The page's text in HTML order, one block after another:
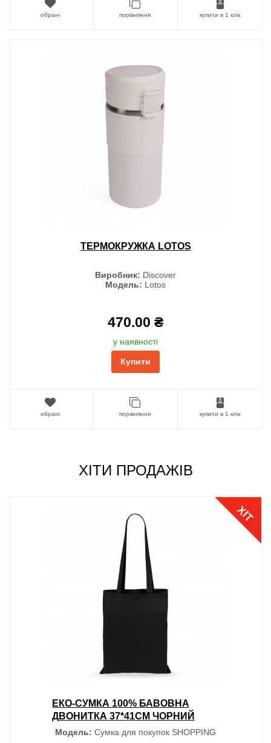
обрані порівняння купити в 1 клік
ТЕРМОКРУЖКА LOTOS
Виробник: Discover
Модель: Lotos
470.00 ₴
у наявності
Купити
обрані порівняння купити в 1 клік
ХІТИ ПРОДАЖІВ
ХІТ
ЕКО-СУМКА 100% БАВОВНА
ДВОНИТКА 37*41СМ ЧОРНИЙ
Модель: Сумка для покупок SHOPPING